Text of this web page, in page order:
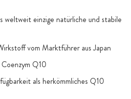
weltweit einzige natürliche und stabile
vom Marktführer aus Japan
Q10
als herkömmliches Q10